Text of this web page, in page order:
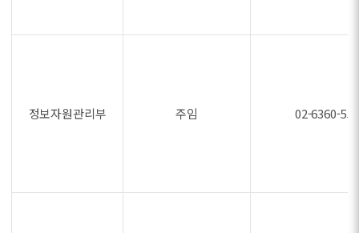
정보자원관리부 주임 02-6360-